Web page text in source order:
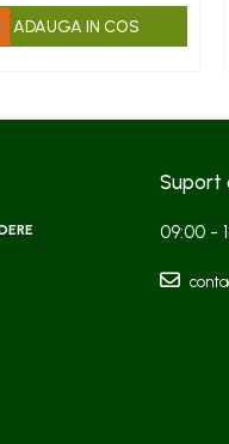
ADAUGA IN COS
Suport
09:00 -